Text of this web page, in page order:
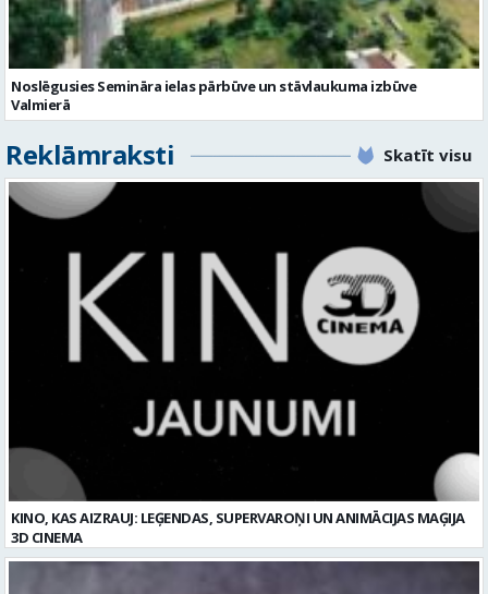
Reklāmraksti Skatīt visu